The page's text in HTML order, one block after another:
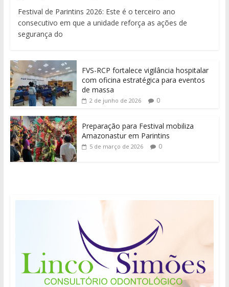
Festival de Parintins 2026: Este é o terceiro ano
consecutivo em que a unidade reforça as ações de
segurança do
FVS-RCP fortalece vigilância hospitalar
com oficina estratégica para eventos
de massa
2 de junho de 2026 0
Preparação para Festival mobiliza
Amazonastur em Parintins
5 de março de 2026 0